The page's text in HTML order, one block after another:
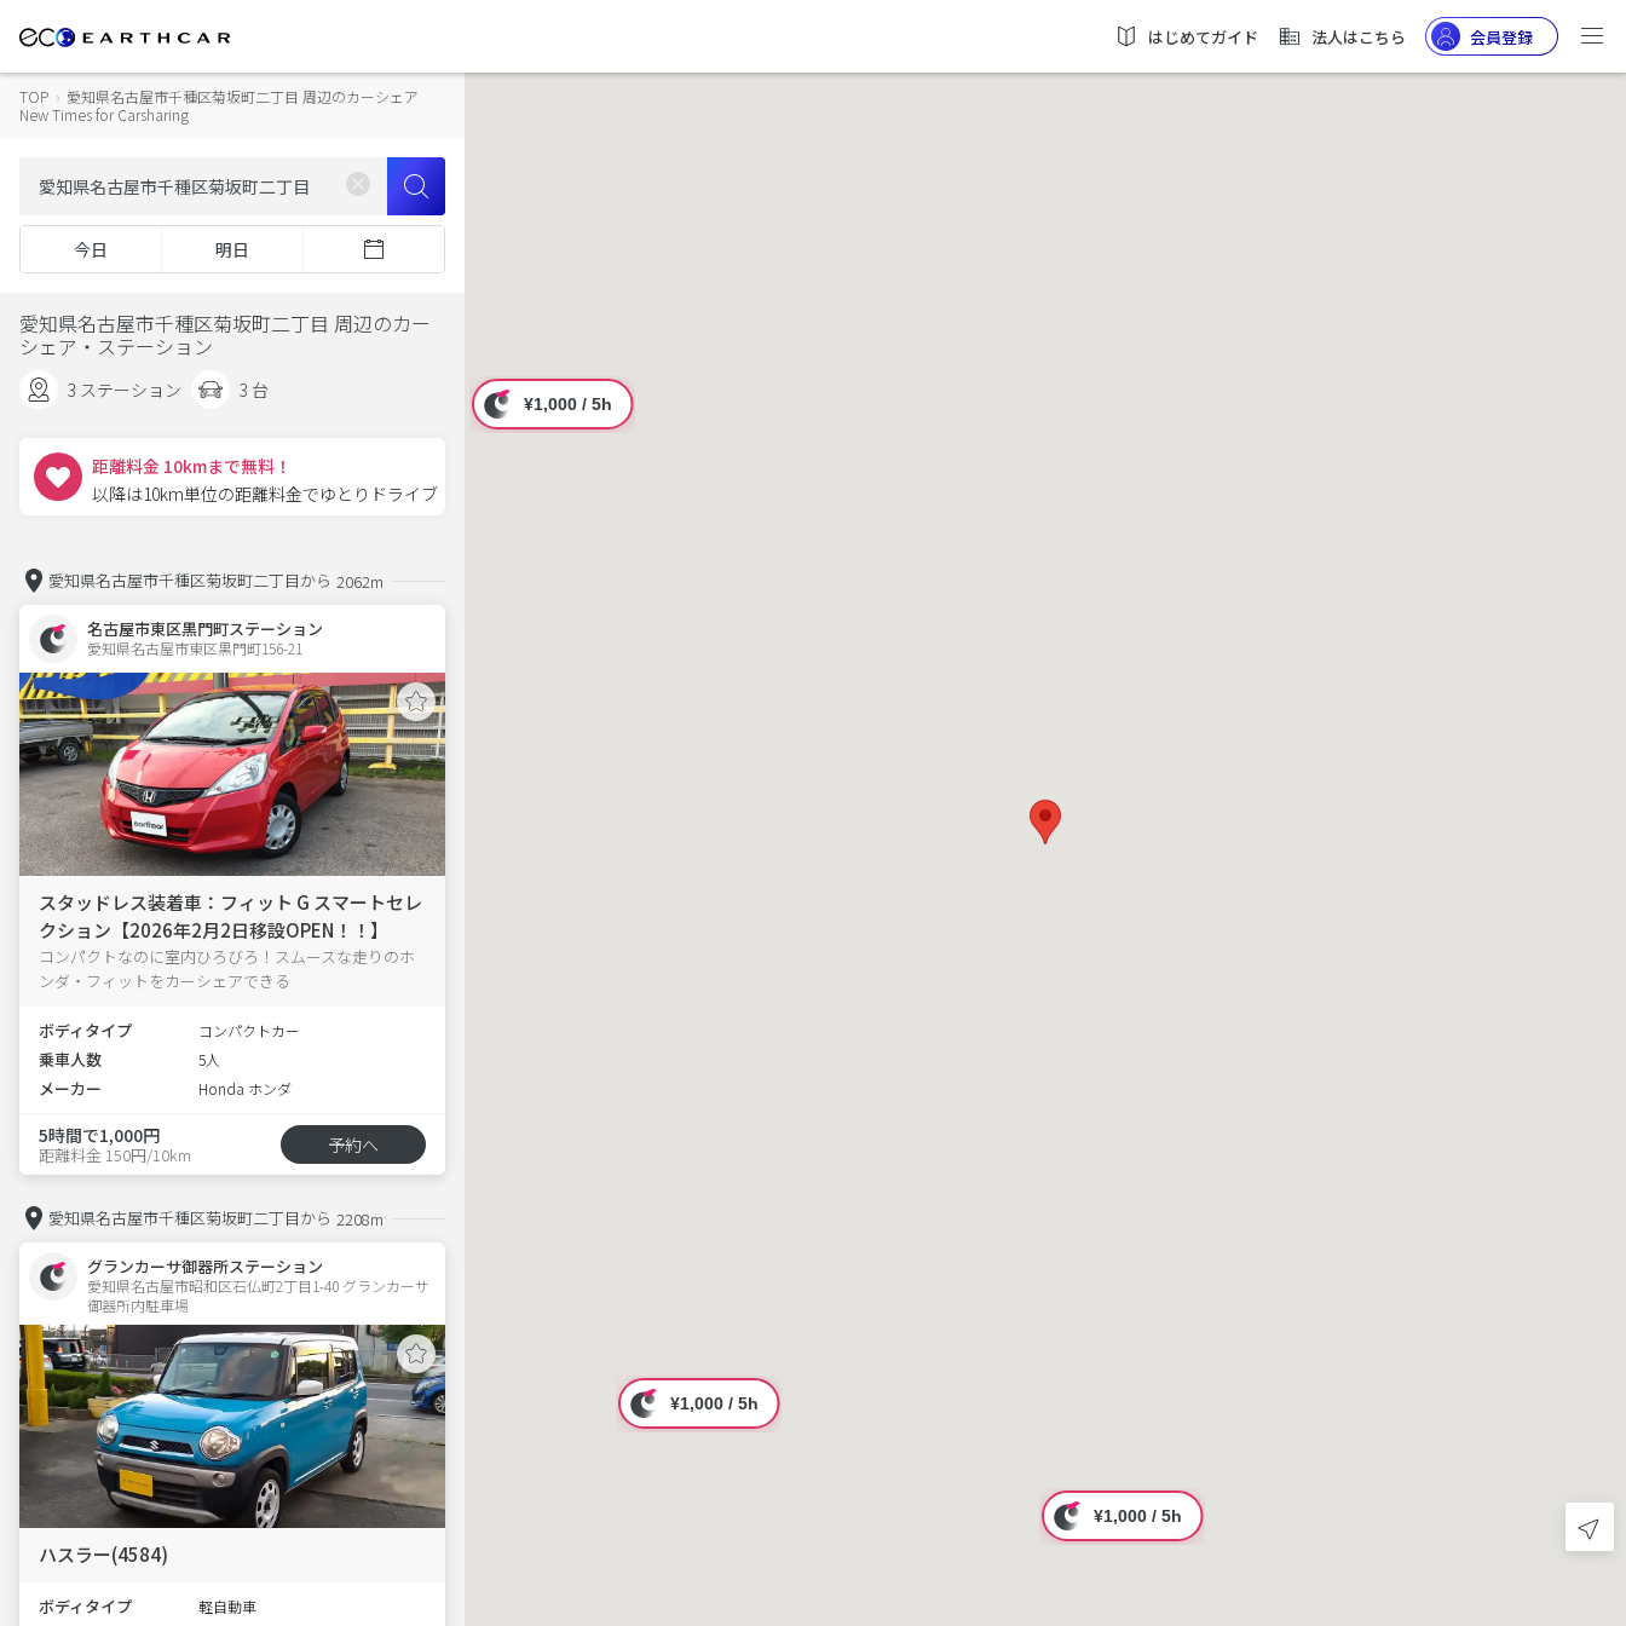
はじめてガイド 法人はこちら 会員登録
TOP › 愛知県名古屋市千種区菊坂町二丁目 周辺のカーシェア
New Times for Carsharing
今日 明日
愛知県名古屋市千種区菊坂町二丁目 周辺のカー
シェア・ステーション
3 ステーション 3 台
距離料金 10kmまで無料！
以降は10km単位の距離料金でゆとりドライブ
愛知県名古屋市千種区菊坂町二丁目から 2062m
名古屋市東区黒門町ステーション
愛知県名古屋市東区黒門町156-21
スタッドレス装着車：フィット G スマートセレ
クション【2026年2月2日移設OPEN！！】
コンパクトなのに室内ひろびろ！スムースな走りのホ
ンダ・フィットをカーシェアできる
ボディタイプ コンパクトカー
乗車人数 5人
メーカー Honda ホンダ
5時間で1,000円
距離料金 150円/10km 予約へ
愛知県名古屋市千種区菊坂町二丁目から 2208m
グランカーサ御器所ステーション
愛知県名古屋市昭和区石仏町2丁目1-40 グランカーサ
御器所内駐車場
ハスラー(4584)
ボディタイプ 軽自動車